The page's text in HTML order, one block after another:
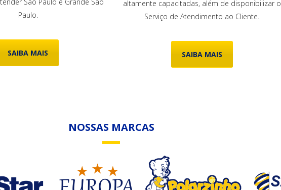
Paulo.
SAIBA MAIS
altamente capacitadas, além de disponibilizar o
Serviço de Atendimento ao Cliente.
SAIBA MAIS
NOSSAS MARCAS